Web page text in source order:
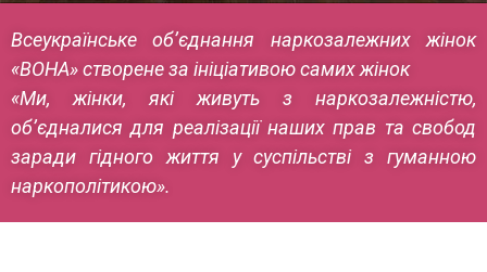
Всеукраїнське об’єднання наркозалежних жінок
«ВОНА» створене за ініціативою самих жінок
«Ми, жінки, які живуть з наркозалежністю,
об’єдналися для реалізації наших прав та свобод
заради гідного життя у суспільстві з гуманною
наркополітикою».